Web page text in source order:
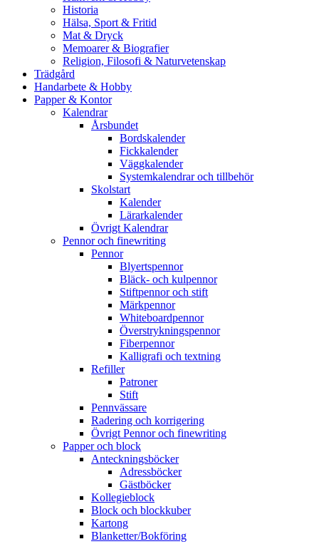
Historia
Hälsa, Sport & Fritid
Mat & Dryck
Memoarer & Biografier
Religion, Filosofi & Naturvetenskap
Trädgård
Handarbete & Hobby
Papper & Kontor
Kalendrar
Årsbundet
Bordskalender
Fickkalender
Väggkalender
Systemkalendrar och tillbehör
Skolstart
Kalender
Lärarkalender
Övrigt Kalendrar
Pennor och finewriting
Pennor
Blyertspennor
Bläck- och kulpennor
Stiftpennor och stift
Märkpennor
Whiteboardpennor
Överstrykningspennor
Fiberpennor
Kalligrafi och textning
Refiller
Patroner
Stift
Pennvässare
Radering och korrigering
Övrigt Pennor och finewriting
Papper och block
Anteckningsböcker
Adressböcker
Gästböcker
Kollegieblock
Block och blockkuber
Kartong
Blanketter/Bokföring